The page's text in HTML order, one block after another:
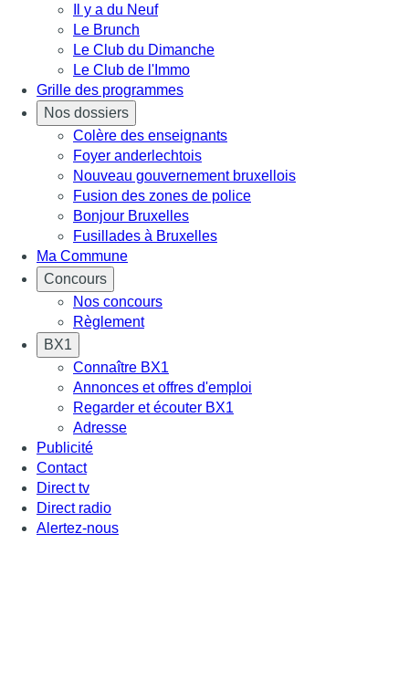
Il y a du Neuf
Le Brunch
Le Club du Dimanche
Le Club de l'Immo
Grille des programmes
Nos dossiers
Colère des enseignants
Foyer anderlechtois
Nouveau gouvernement bruxellois
Fusion des zones de police
Bonjour Bruxelles
Fusillades à Bruxelles
Ma Commune
Concours
Nos concours
Règlement
BX1
Connaître BX1
Annonces et offres d'emploi
Regarder et écouter BX1
Adresse
Publicité
Contact
Direct tv
Direct radio
Alertez-nous